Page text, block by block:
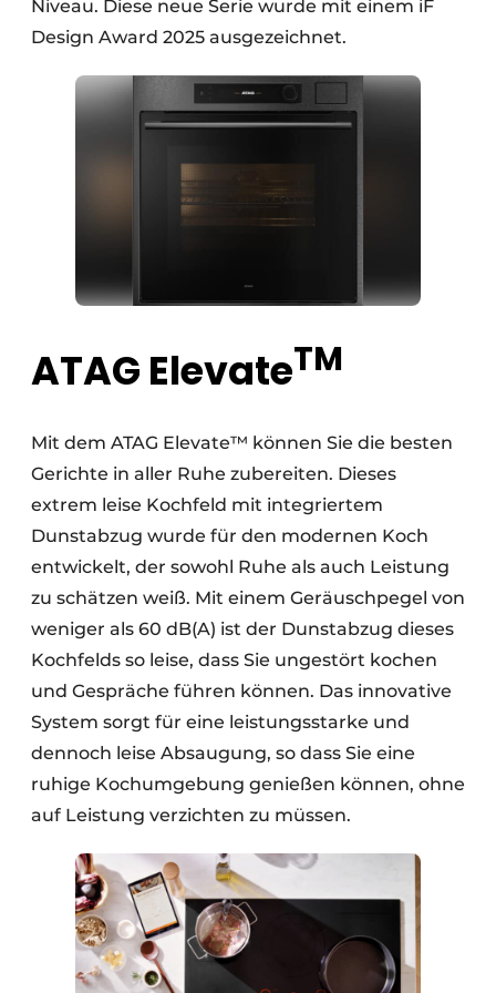
Niveau. Diese neue Serie wurde mit einem iF
Design Award 2025 ausgezeichnet.
ATAG ElevateTM
Mit dem ATAG Elevate™ können Sie die besten
Gerichte in aller Ruhe zubereiten. Dieses
extrem leise Kochfeld mit integriertem
Dunstabzug wurde für den modernen Koch
entwickelt, der sowohl Ruhe als auch Leistung
zu schätzen weiß. Mit einem Geräuschpegel von
weniger als 60 dB(A) ist der Dunstabzug dieses
Kochfelds so leise, dass Sie ungestört kochen
und Gespräche führen können. Das innovative
System sorgt für eine leistungsstarke und
dennoch leise Absaugung, so dass Sie eine
ruhige Kochumgebung genießen können, ohne
auf Leistung verzichten zu müssen.